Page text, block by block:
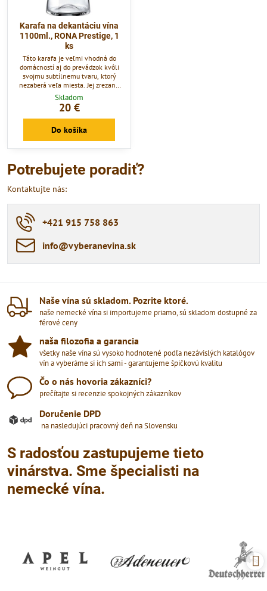
Karafa na dekantáciu vína
1100ml., RONA Prestige, 1
ks
Táto karafa je veľmi vhodná do
domácností aj do prevádzok kvôli
svojmu subtílnemu tvaru, ktorý
nezaberá veľa miesta. Jej zrezaný
tvar uľahčuje nalievanie vína a
celkový dojem a dizajn sú moderné.
Je vhodná na dekantáciu vína alebo
podávanie minerálnej vody.
Skladom
20 €
Do košíka
Potrebujete poradiť?
Kontaktujte nás:
+421 915 758 863
info​@vyberanevina​.sk
Naše vína sú skladom​. Pozrite ktoré​.
naše nemecké vína si importujeme priamo, sú skladom dostupné za
férové ceny
naša filozofia a garancia
všetky naše vína sú vysoko hodnotené podľa nezávislých katalógov
vín a vyberáme si ich sami - garantujeme špičkovú kvalitu
Čo o nás hovoria zákazníci?
prečítajte si recenzie spokojných zákazníkov
Doručenie DPD
na nasledujúci pracovný deň na Slovensku
S radosťou zastupujeme tieto
vinárstva. Sme špecialisti na
nemecké vína.